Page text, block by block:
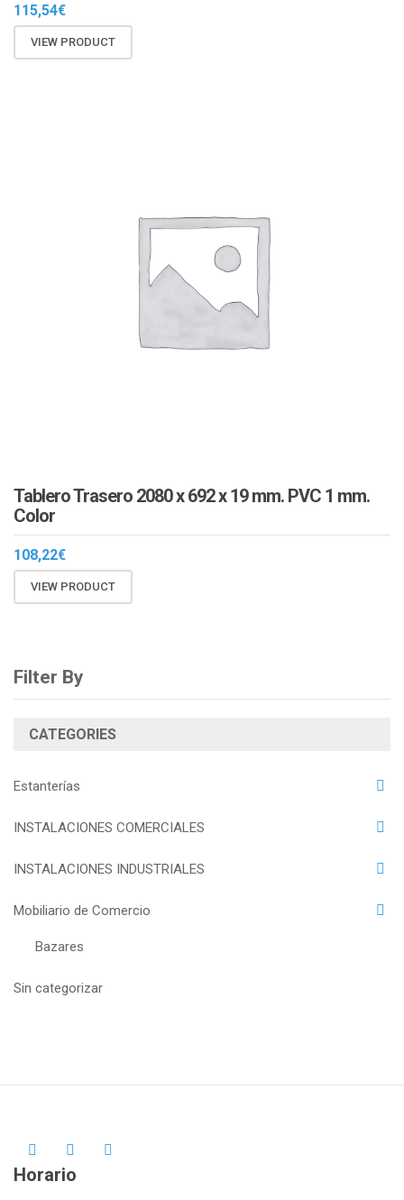
115,54€
VIEW PRODUCT
Tablero Trasero 2080 x 692 x 19 mm. PVC 1 mm.
Color
108,22€
VIEW PRODUCT
Filter By
CATEGORIES
Estanterías
INSTALACIONES COMERCIALES
INSTALACIONES INDUSTRIALES
Mobiliario de Comercio
Bazares
Sin categorizar
Horario